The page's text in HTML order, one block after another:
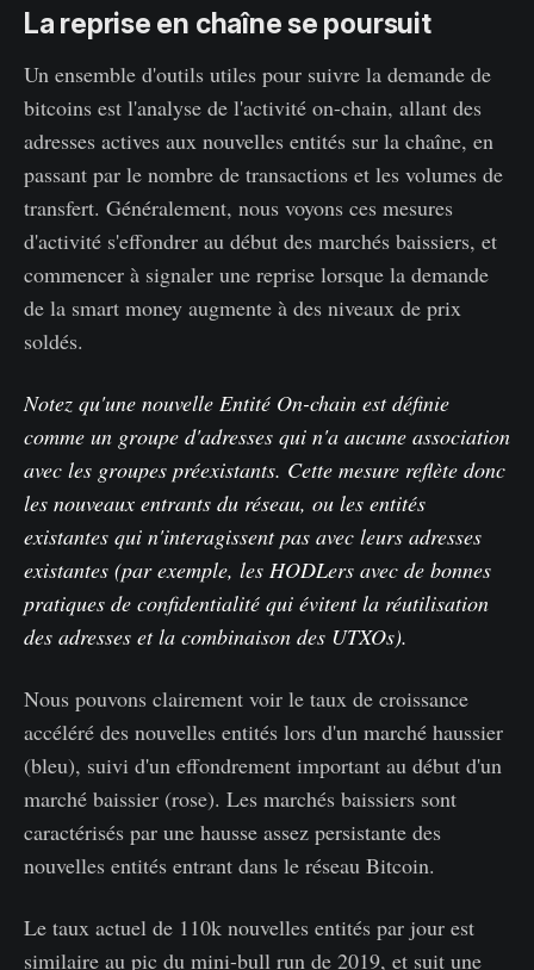
La reprise en chaîne se poursuit
Un ensemble d'outils utiles pour suivre la demande de
bitcoins est l'analyse de l'activité on-chain, allant des
adresses actives aux nouvelles entités sur la chaîne, en
passant par le nombre de transactions et les volumes de
transfert. Généralement, nous voyons ces mesures
d'activité s'effondrer au début des marchés baissiers, et
commencer à signaler une reprise lorsque la demande
de la smart money augmente à des niveaux de prix
soldés.
Notez qu'une nouvelle Entité On-chain est définie
comme un groupe d'adresses qui n'a aucune association
avec les groupes préexistants. Cette mesure reflète donc
les nouveaux entrants du réseau, ou les entités
existantes qui n'interagissent pas avec leurs adresses
existantes (par exemple, les HODLers avec de bonnes
pratiques de confidentialité qui évitent la réutilisation
des adresses et la combinaison des UTXOs).
Nous pouvons clairement voir le taux de croissance
accéléré des nouvelles entités lors d'un marché haussier
(bleu), suivi d'un effondrement important au début d'un
marché baissier (rose). Les marchés baissiers sont
caractérisés par une hausse assez persistante des
nouvelles entités entrant dans le réseau Bitcoin.
Le taux actuel de 110k nouvelles entités par jour est
similaire au pic du mini-bull run de 2019, et suit une